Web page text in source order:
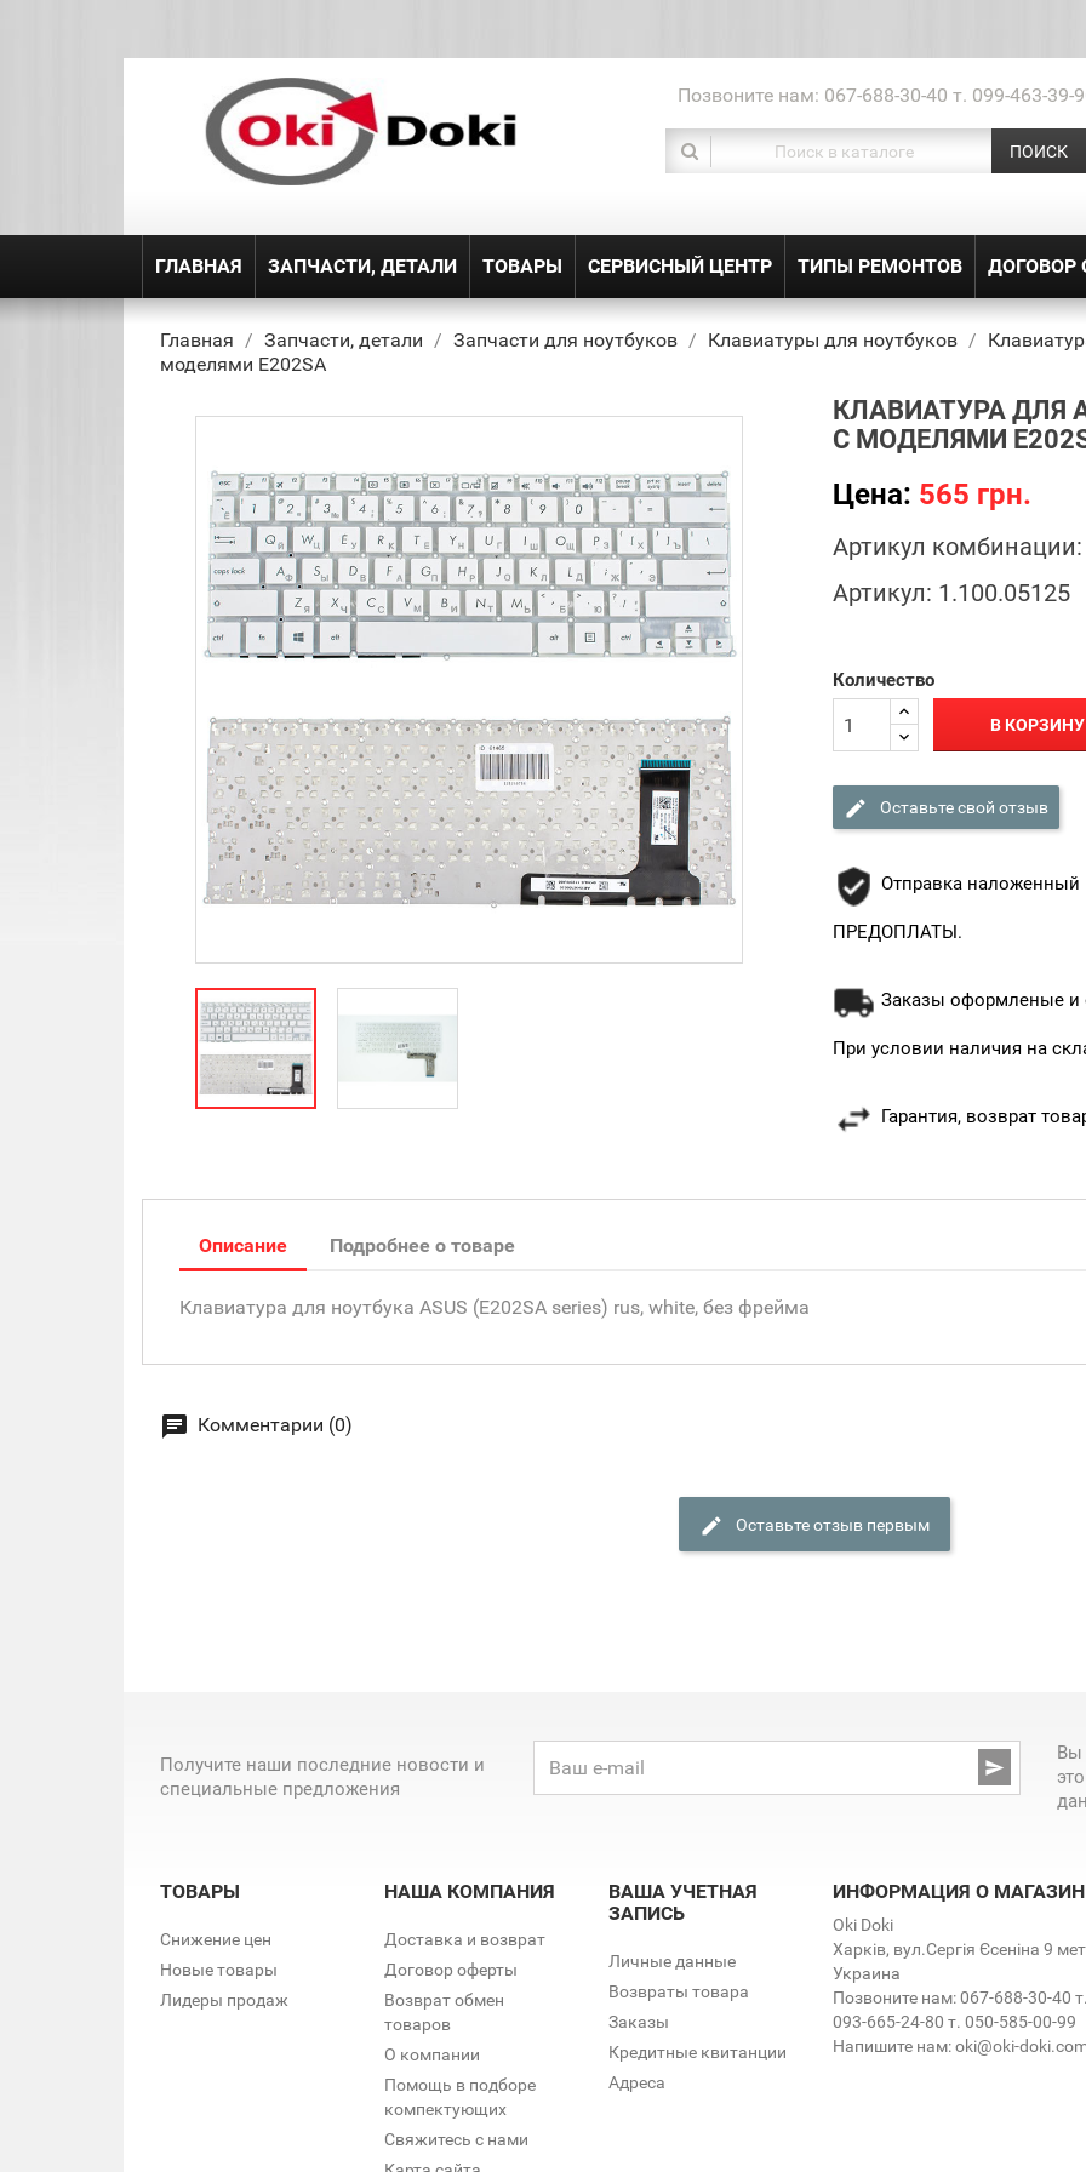
Позвоните нам: 067-688-30-40 т. 099-463-39-
ПОИСК
ГЛАВНАЯ ЗАПЧАСТИ, ДЕТАЛИ ТОВАРЫ СЕРВИСНЫЙ ЦЕНТР ТИПЫ РЕМОНТОВ ДОГОВОР
Главная Запчасти, детали Запчасти для ноутбуков Клавиатуры для ноутбуков
моделями E202SA
КЛАВИАТУРА ДЛЯ
С МОДЕЛЯМИ
Цена: 565 грн.
Артикул комбинации:
Артикул: 1.100.05125
Количество
В КОРЗИНУ
Оставьте свой отзыв
Отправка наложенный
ПРЕДОПЛАТЫ.
Заказы оформленые и
При условии наличия на
Гарантия, возврат
Описание Подробнее о товаре
Клавиатура для ноутбука ASUS (E202SA series) rus, white, без фрейма
Комментарии (0)
Оставьте отзыв первым
Получите наши последние новости и
специальные предложения

Вы
ТОВАРЫ
Снижение цен
Новые товары
Лидеры продаж
НАША КОМПАНИЯ
Доставка и возврат
Договор оферты
Возврат обмен
товаров
О компании
Помощь в подборе
компектующих
Свяжитесь с нами
ВАША УЧЕТНАЯ
ЗАПИСЬ
Личные данные
Возвраты товара
Заказы
Кредитные квитанции
Адреса
ИНФОРМАЦИЯ О
Oki Doki
Харків, вул.Сергія Єсеніна 9
Украина
Позвоните нам:067-688-30-40
093-665-24-80 т. 050-585-00-99
Напишите нам:oki@oki-